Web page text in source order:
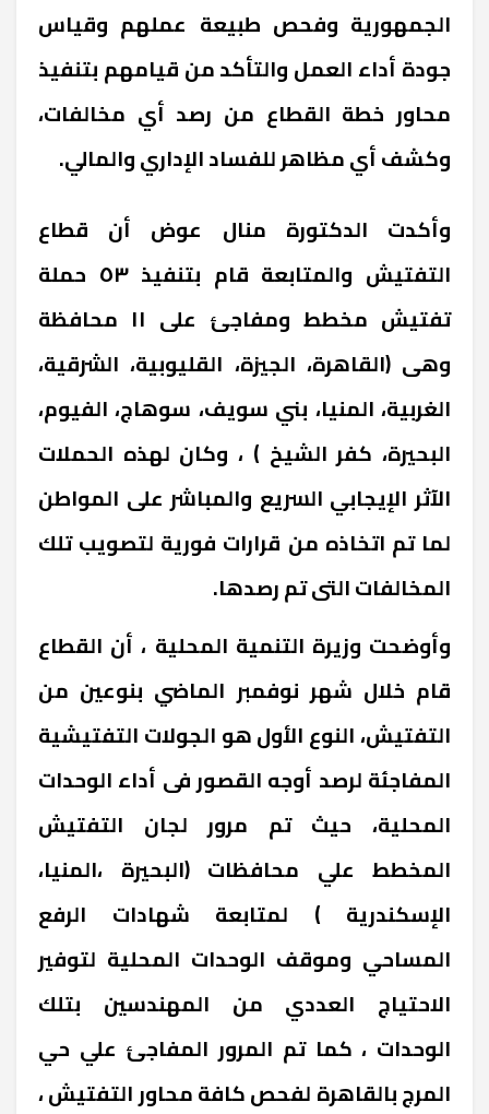
الجمهورية وفحص طبيعة عملهم وقياس
جودة أداء العمل والتأكد من قيامهم بتنفيذ
محاور خطة القطاع من رصد أي مخالفات،
وكشف أي مظاهر للفساد الإداري والمالي.
وأكدت الدكتورة منال عوض أن قطاع
التفتيش والمتابعة قام بتنفيذ ٥٣ حملة
تفتيش مخطط ومفاجئ على ١١ محافظة
وهى (القاهرة، الجيزة، القليوبية، الشرقية،
الغربية، المنيا، بني سويف، سوهاج، الفيوم،
البحيرة، كفر الشيخ ) ، وكان لهذه الحملات
الآثر الإيجابي السريع والمباشر على المواطن
لما تم اتخاذه من قرارات فورية لتصويب تلك
المخالفات التى تم رصدها.
وأوضحت وزيرة التنمية المحلية ، أن القطاع
قام خلال شهر نوفمبر الماضي بنوعين من
التفتيش، النوع الأول هو الجولات التفتيشية
المفاجئة لرصد أوجه القصور فى أداء الوحدات
المحلية، حيث تم مرور لجان التفتيش
المخطط علي محافظات (البحيرة ،المنيا،
الإسكندرية ) لمتابعة شهادات الرفع
المساحي وموقف الوحدات المحلية لتوفير
الاحتياج العددي من المهندسين بتلك
الوحدات ، كما تم المرور المفاجئ علي حي
المرج بالقاهرة لفحص كافة محاور التفتيش ،